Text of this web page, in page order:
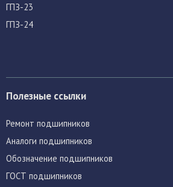
ГПЗ-23
ГПЗ-24
Полезные ссылки
Ремонт подшипников
Аналоги подшипников
Обозначение подшипников
ГОСТ подшипников